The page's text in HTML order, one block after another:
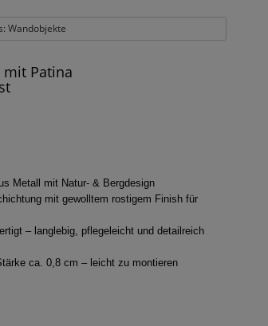
Wandobjekte
Patina
Metall mit Natur- & Bergdesign
mit gewolltem rostigem Finish für
– langlebig, pflegeleicht und detailreich
ca. 0,8 cm – leicht zu montieren